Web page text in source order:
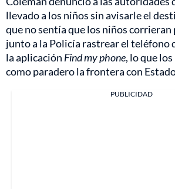
llevado a los niños sin avisarle el
que no sentía que los niños
junto a la Policía rastrear el teléfono
la aplicación Find my phone, lo que
como paradero la frontera con
PUBLICIDAD